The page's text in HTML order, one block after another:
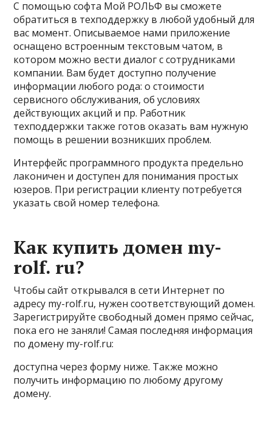
С помощью софта Мой РОЛЬФ вы сможете
обратиться в техподдержку в любой удобный для
вас момент. Описываемое нами приложение
оснащено встроенным текстовым чатом, в
котором можно вести диалог с сотрудниками
компании. Вам будет доступно получение
информации любого рода: о стоимости
сервисного обслуживания, об условиях
действующих акций и пр. Работник
техподдержки также готов оказать вам нужную
помощь в решении возникших проблем.
Интерфейс программного продукта предельно
лаконичен и доступен для понимания простых
юзеров. При регистрации клиенту потребуется
указать свой номер телефона.
Как купить домен my-
rolf. ru?
Чтобы сайт открывался в сети Интернет по
адресу my-rolf.ru, нужен соответствующий домен.
Зарегистрируйте свободный домен прямо сейчас,
пока его не заняли! Самая последняя информация
по домену my-rolf.ru:
доступна через форму ниже. Также можно
получить информацию по любому другому
домену.